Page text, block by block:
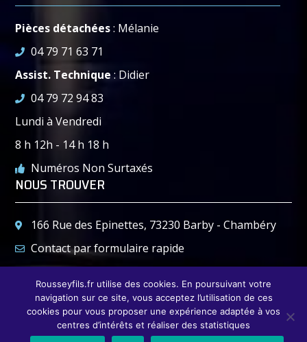
Pièces détachées: Mélanie
04 79 71 63 71
Assist. Technique : Didier
04 79 72 94 83
Lundi à Vendredi
8 h 12h - 14 h 18 h
Numéros Non Surtaxés
NOUS TROUVER
166 Rue des Epinettes, 73230 Barby - Chambéry
Contact par formulaire rapide
04 79 72 94 83
04 79 72 78 37
© 2021- ROUSSEY & FILS SAS. Tous droits réservés. |
Mentions Légales
Rousseyfils.fr utilise des cookies. En poursuivant votre
navigation sur ce site, vous acceptez l’utilisation de ces
cookies pour vous proposer une expérience adaptée à vos
centres d’intérêts et réaliser des statistiques